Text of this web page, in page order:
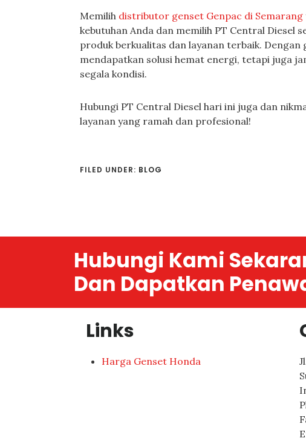
Memilih distributor genset Genpac di Semarang
kebutuhan Anda dan memilih PT Central Diesel
produk berkualitas dan layanan terbaik. Dengan
mendapatkan solusi hemat energi, tetapi juga
segala kondisi.
Hubungi PT Central Diesel hari ini juga dan
layanan yang ramah dan profesional!
FILED UNDER: BLOG
Hubungi Kami
Dan Dapatkan
Links
Harga Genset Honda